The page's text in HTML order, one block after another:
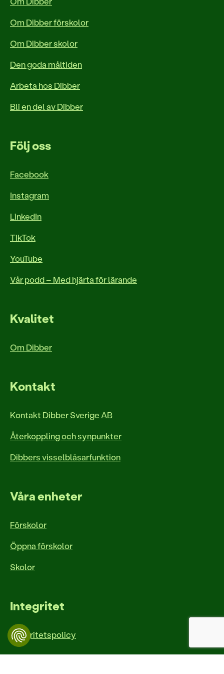
Om Dibber förskolor
Om Dibber skolor
Den goda måltiden
Arbeta hos Dibber
Bli en del av Dibber
Följ oss
Facebook
Instagram
LinkedIn
TikTok
YouTube
Vår podd – Med hjärta för lärande
Kvalitet
Om Dibber
Kontakt
Kontakt Dibber Sverige AB
Återkoppling och synpunkter
Dibbers visselblåsarfunktion
Våra enheter
Förskolor
Öppna förskolor
Skolor
Integritet
Integritetspolicy